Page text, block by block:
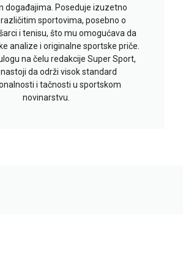
događajima. Poseduje izuzetno
sportovima, posebno o
i tenisu, što mu omogućava da
analize i originalne sportske priče.
na čelu redakcije Super Sport,
da održi visok standard
i tačnosti u sportskom
novinarstvu.